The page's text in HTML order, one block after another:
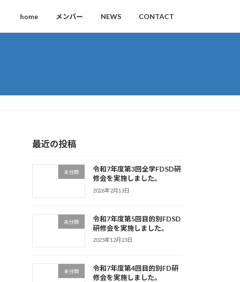
home メンバー NEWS CONTACT
最近の投稿
未分類
令和7年度第3回全学FDSD研
修会を実施しました。
2026年2月13日
未分類
令和7年度第5回目的別FDSD
研修会を実施しました。
2025年12月23日
未分類
令和7年度第4回目的別FD研
修会を実施しました。